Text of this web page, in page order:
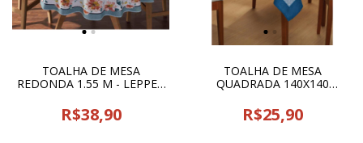
TOALHA DE MESA
REDONDA 1.55 M - LEPPER
R$38,90
TOALHA DE MESA
QUADRADA 140X140
R$25,90